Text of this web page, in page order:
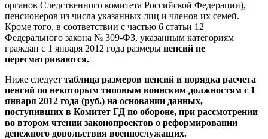
органов Следственного комитета Российской Федерации),
пенсионеров из числа указанных лиц и членов их семей.
Кроме того, в соответствии с частью 6 статьи 12
Федерального закона № 309-ФЗ, указанным категориям
граждан с 1 января 2012 года размеры пенсий не
пересматриваются.
Ниже следует таблица размеров пенсий и порядка расчета
пенсий по некоторым типовым воинским должностям с 1
января 2012 года (руб.) на основании данных,
поступивших в Комитет ГД по обороне, при рассмотрении
во втором чтении законопроектов о реформировании
денежного довольствия военнослужащих.